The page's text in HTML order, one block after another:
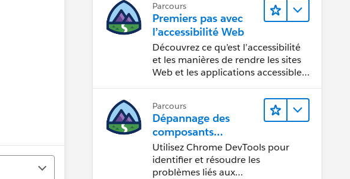
Parcours
Premiers pas avec
l’accessibilité Web
Découvrez ce qu’est l’accessibilité
et les manières de rendre les sites
Web et les applications accessibles
Parcours
Dépannage des
composants
Web Lightning
Utilisez Chrome DevTools pour
identifier et résoudre les
problèmes liés aux